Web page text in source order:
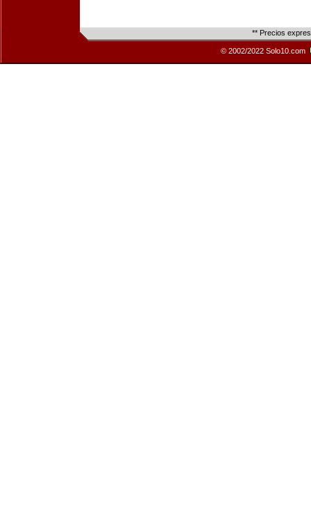
** Precios
© 2002/2022 Solo10.com